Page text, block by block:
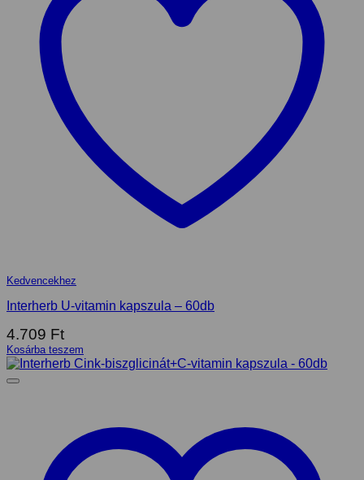
Kedvencekhez
Interherb U-vitamin kapszula – 60db
4.709 Ft
Kosárba teszem